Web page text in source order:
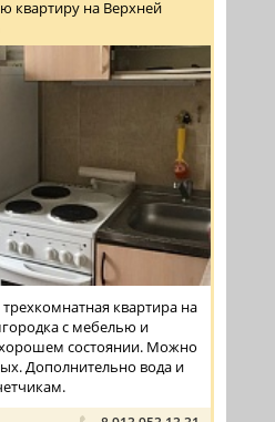
квартиру на Верхней
квартира на
с мебелью и
состоянии. Можно
Дополнительно вода и